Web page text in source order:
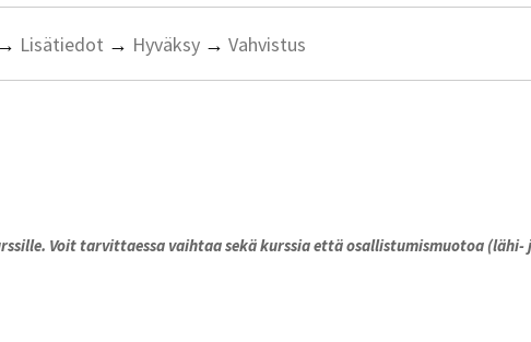
→ Lisätiedot → Hyväksy →Vahvistus
Voit tarvittaessa vaihtaa sekä kurssia että osallistumismuotoa (lähi-